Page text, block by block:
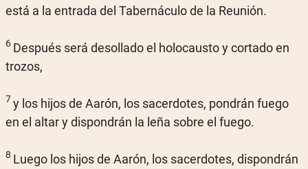
está a la entrada del Tabernáculo de la Reunión.
6 Después será desollado el holocausto y cortado en
trozos,
7y los hijos de Aarón, los sacerdotes, pondrán fuego
en el altar y dispondrán la leña sobre el fuego.
8 Luego los hijos de Aarón, los sacerdotes, dispondrán